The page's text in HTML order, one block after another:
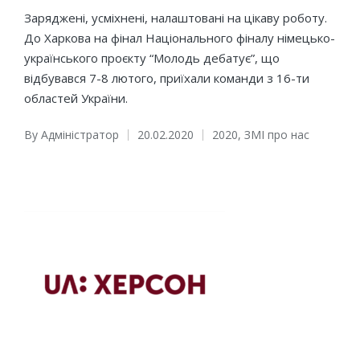
Заряджені, усміхнені, налаштовані на цікаву роботу.
До Харкова на фінал Національного фіналу німецько-
українського проєкту “Молодь дебатує”, що
відбувався 7-8 лютого, приїхали команди з 16-ти
областей України.
Posted
By Адміністратор 20.02.2020
Posted
2020, ЗМІ про нас